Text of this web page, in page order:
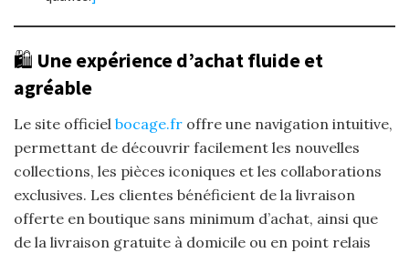
🛍️ Une expérience d’achat fluide et
agréable
Le site officiel bocage.fr offre une navigation intuitive,
permettant de découvrir facilement les nouvelles
collections, les pièces iconiques et les collaborations
exclusives. Les clientes bénéficient de la livraison
offerte en boutique sans minimum d’achat, ainsi que
de la livraison gratuite à domicile ou en point relais